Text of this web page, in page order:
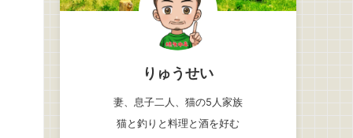
りゅうせい
妻、息子二人、猫の5人家族
猫と釣りと料理と酒を好む